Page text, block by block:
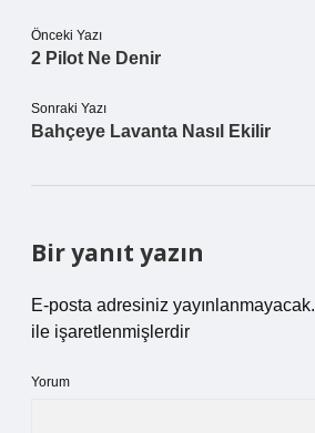
Önceki Yazı
2 Pilot Ne Denir
Sonraki Yazı
Bahçeye Lavanta Nasıl Ekilir
Bir yanıt yazın
E-posta adresiniz yayınlanmayacak.
ile işaretlenmişlerdir
Yorum